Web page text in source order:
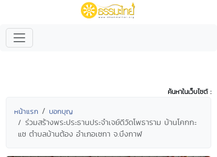
ค้นหาในเว็บไซต์ :
หน้าแรก บอกบุญ
ร่วมสร้างพระประธานประจำเจย์ดีวัดโพธาราม บ้านโคกกะ
แซ ตำบลบ้านต้อง อำเภอเซกา จ.บึงกาฬ